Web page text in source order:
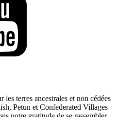
terres ancestrales et non cédées
Petun et Confederated Villages